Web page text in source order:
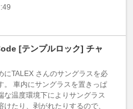
[テンプルロック] チャ
にTALEX さんのサングラスを必
。 車内にサングラスを置きっぱ
な温度環境下によりサングラス
たり、剥がれたりするので、